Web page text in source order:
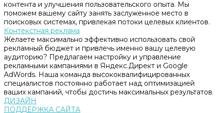
контента и улучшения пользовательского опыта. Мы
поможем вашему сайту занять заслуженное место в
поисковых системах, привлекая потоки целевых клиентов.
Контекстная реклама
Желаете максимально эффективно использовать свой
рекламный бюджет и привлечь именно вашу целевую
аудиторию? Предлагаем настройку и управление
рекламными кампаниями в Яндекс.Директ и Google
AdWords. Наша команда высококвалифицированных
специалистов постоянно работает над оптимизацией
ваших кампаний, чтобы достичь максимальных результатов.
ДИЗАЙН
ПОДДЕРЖКА САЙТА